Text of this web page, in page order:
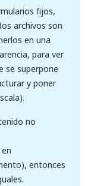
fijos,
archivos son
en una
para ver
se superpone
y poner
no
entonces